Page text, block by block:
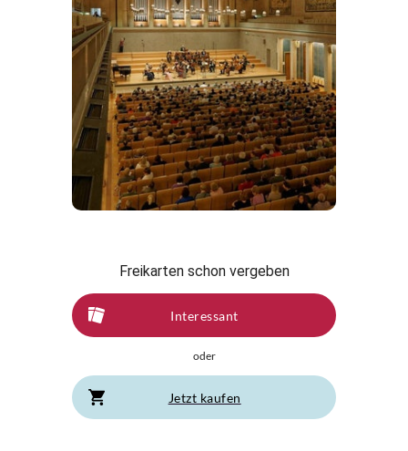
Freikarten schon vergeben
Interessant
oder
Jetzt kaufen